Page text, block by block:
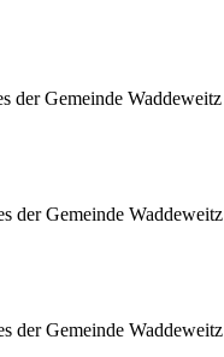
der Gemeinde Waddeweitz
der Gemeinde Waddeweitz
der Gemeinde Waddeweitz